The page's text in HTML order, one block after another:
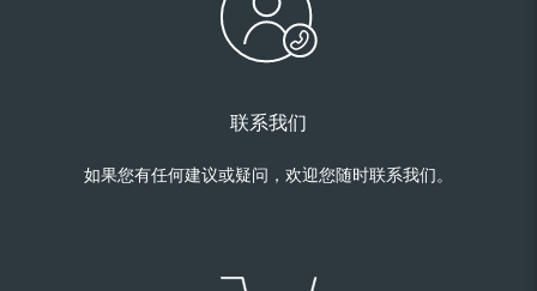
联系我们
如果您有任何建议或疑问，欢迎您随时联系我们。